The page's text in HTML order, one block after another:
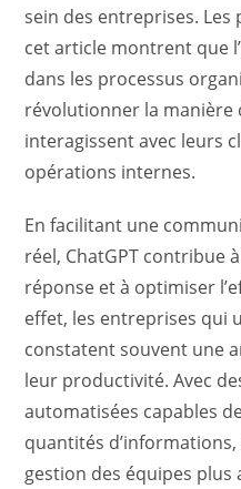
sein des entreprises.
cet article montrent que
dans les processus
révolutionner la manière
interagissent avec leurs
opérations internes.
En facilitant une
réel, ChatGPT contribue
réponse et à optimiser
effet, les entreprises qui
constatent souvent une
leur productivité. Avec
automatisées capables
quantités
gestion des équipes plus